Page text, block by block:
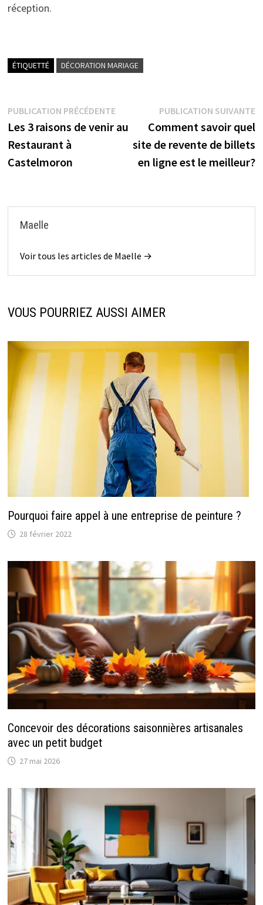
réception.
ÉTIQUETTÉ DÉCORATION MARIAGE
Navigation
de
l’article
PUBLICATION PRÉCÉDENTEPublication
précédente :
Les 3 raisons de venir au
Restaurant à
Castelmoron
PUBLICATION SUIVANTE
Comment savoir quel
site de revente de billets
en ligne est le meilleur?
Maelle
Voir tous les articles de Maelle →
VOUS POURRIEZ AUSSI AIMER
Pourquoi faire appel à une entreprise de peinture ?
28 février 2022
Concevoir des décorations saisonnières artisanales
avec un petit budget
27 mai 2026